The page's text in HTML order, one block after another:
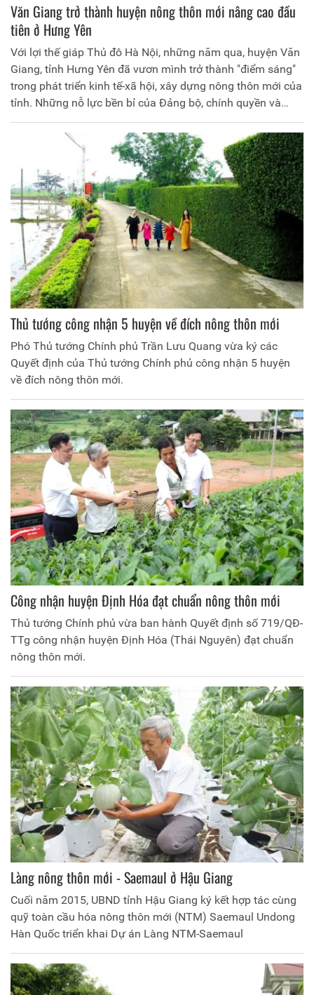
Văn Giang trở thành huyện nông thôn mới nâng cao đầu
tiên ở Hưng Yên
Với lợi thế giáp Thủ đô Hà Nội, những năm qua, huyện Văn
Giang, tỉnh Hưng Yên đã vươn mình trở thành "điểm sáng"
trong phát triển kinh tế-xã hội, xây dựng nông thôn mới của
tỉnh. Những nỗ lực bền bỉ của Đảng bộ, chính quyền và
nhân dân huyện Văn Giang đã được đền đáp xứng đáng
khi vừa được Thủ tướng Chính phủ công nhận là huyện
nông thôn mới nâng cao năm 2023 và là huyện đầu tiên
của tỉnh Hưng Yên đón nhận vinh dự này.
Thủ tướng công nhận 5 huyện về đích nông thôn mới
Phó Thủ tướng Chính phủ Trần Lưu Quang vừa ký các
Quyết định của Thủ tướng Chính phủ công nhận 5 huyện
về đích nông thôn mới.
Công nhận huyện Định Hóa đạt chuẩn nông thôn mới
Thủ tướng Chính phủ vừa ban hành Quyết định số 719/QĐ-
TTg công nhận huyện Định Hóa (Thái Nguyên) đạt chuẩn
nông thôn mới.
Làng nông thôn mới - Saemaul ở Hậu Giang
Cuối năm 2015, UBND tỉnh Hậu Giang ký kết hợp tác cùng
quỹ toàn cầu hóa nông thôn mới (NTM) Saemaul Undong
Hàn Quốc triển khai Dự án Làng NTM-Saemaul